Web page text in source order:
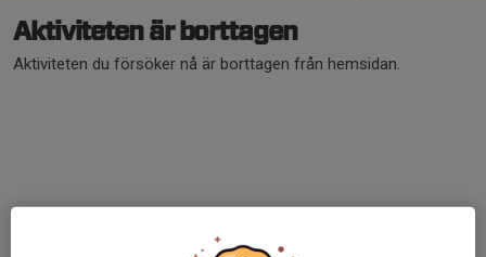
Aktiviteten är borttagen
Aktiviteten du försöker nå är borttagen från hemsidan.